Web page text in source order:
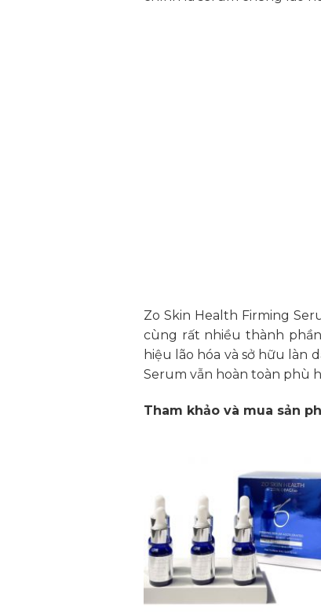
Zo Skin Health Firming
cùng rất nhiều thành
hiệu lão hóa và sở hữu làn
Serum vẫn hoàn toàn phù
Tham khảo và mua sản
+